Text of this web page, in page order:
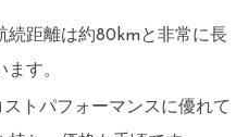
距離は約80kmと非常に長
す。
トパフォーマンスに優れて